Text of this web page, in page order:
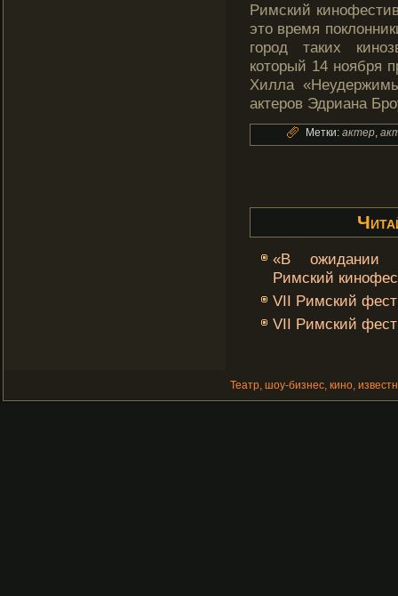
Римский
это время
город таких
который 14 ноября
Хилла
актеров Эдриана
Метки: актер,
«В ожидании
Римский
VII Римский
VII Римский
Театр, шоу-бизнес, кино,